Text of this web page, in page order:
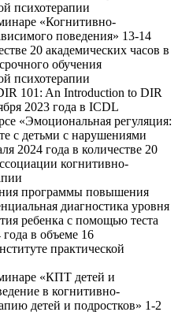
психотерапии
«Когнитивно-
поведения» 13-14
20 академических часов в
обучения
психотерапии
101: An Introduction to DIR
2023 года в ICDL
«Эмоциональная регуляция:
с детьми с нарушениями
2024 года в количестве 20
когнитивно-
программы повышения
диагностика уровня
ребенка с помощью теста
в объеме 16
практической
«КПТ детей и
в когнитивно-
детей и подростков» 1-2